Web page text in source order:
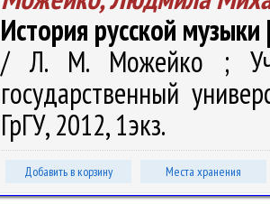
История русской
/ Л. М. Можейко ;
государственный
ГрГУ, 2012, 1экз.
Добавить в корзину Места хранения